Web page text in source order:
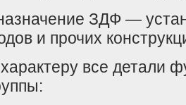
ЗДФ —
и прочих
все детали